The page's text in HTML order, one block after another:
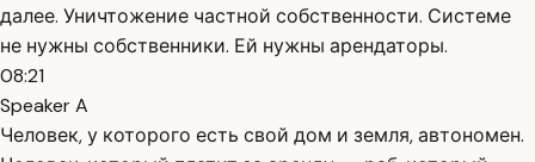
далее. Уничтожение частной собственности. Системе
не нужны собственники. Ей нужны арендаторы.
08:21
Speaker A
Человек, у которого есть свой дом и земля, автономен.